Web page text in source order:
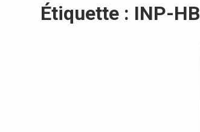
Étiquette : INP-HB